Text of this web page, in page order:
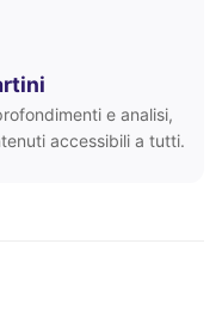
e analisi,
accessibili a tutti.